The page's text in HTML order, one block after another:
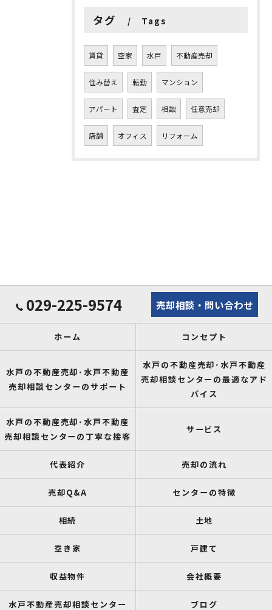
タグ Tags
賃貸 空家 水戸 不動産売却
住み替え 転勤 マンション
アパート 査定 相談 任意売却
店舗 オフィス リフォーム
029-225-9574 売却相談・問い合わせ
ホーム コンセプト
水戸の不動産売却･水戸不動産
売却相談センターのサポート
水戸の不動産売却･水戸不動産
売却相談センターの最適なアド
バイス
水戸の不動産売却･水戸不動産
売却相談センターの丁寧な接客
サービス
代表紹介 売却の流れ
売却Q&A センターの特徴
相続 土地
空き家 戸建て
収益物件 会社概要
水戸不動産売却相談センター ブログ